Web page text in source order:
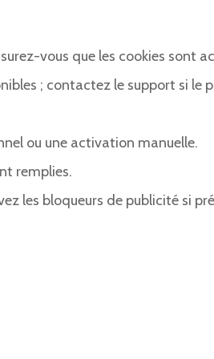
vous que les cookies sont
; contactez le support si le
ou une activation manuelle.
remplies.
les bloqueurs de publicité si